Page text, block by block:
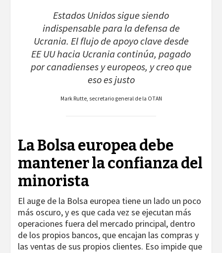
Estados Unidos sigue siendo
indispensable para la defensa de
Ucrania. El flujo de apoyo clave desde
EE UU hacia Ucrania continúa, pagado
por canadienses y europeos, y creo que
eso es justo
Mark Rutte, secretario general de la OTAN
La Bolsa europea debe
mantener la confianza del
minorista
El auge de la Bolsa europea tiene un lado un poco
más oscuro, y es que cada vez se ejecutan más
operaciones fuera del mercado principal, dentro
de los propios bancos, que encajan las compras y
las ventas de sus propios clientes. Eso impide que